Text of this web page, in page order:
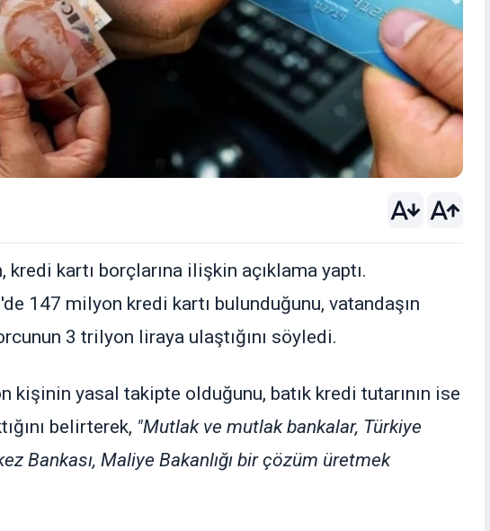
kredi kartı borçlarına ilişkin açıklama yaptı.
147 milyon kredi kartı bulunduğunu, vatandaşın
3 trilyon liraya ulaştığını söyledi.
kişinin yasal takipte olduğunu, batık kredi tutarının ise
belirterek, "Mutlak ve mutlak bankalar, Türkiye
Bankası, Maliye Bakanlığı bir çözüm üretmek